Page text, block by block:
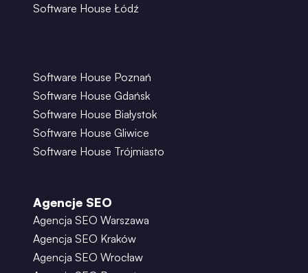
Software House Łódź
Software House Poznań
Software House Gdańsk
Software House Białystok
Software House Gliwice
Software House Trójmiasto
Agencje SEO
Agencja SEO Warszawa
Agencja SEO Kraków
Agencja SEO Wrocław